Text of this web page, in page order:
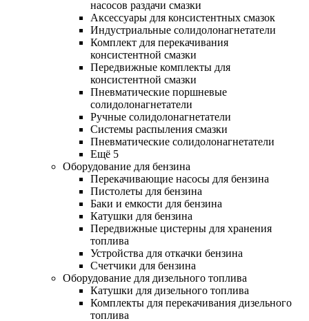
насосов раздачи смазки
Аксессуары для консистентных смазок
Индустриальные солидолонагнетатели
Комплект для перекачивания
консистентной смазки
Передвижные комплекты для
консистентной смазки
Пневматические поршневые
солидолонагнетатели
Ручные солидолонагнетатели
Системы распыления смазки
Пневматические солидолонагнетатели
Ещё 5
Оборудование для бензина
Перекачивающие насосы для бензина
Пистолеты для бензина
Баки и емкости для бензина
Катушки для бензина
Передвижные цистерны для хранения
топлива
Устройства для откачки бензина
Счетчики для бензина
Оборудование для дизельного топлива
Катушки для дизельного топлива
Комплекты для перекачивания дизельного
топлива